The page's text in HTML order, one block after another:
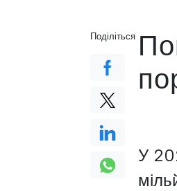
У
Поділіться